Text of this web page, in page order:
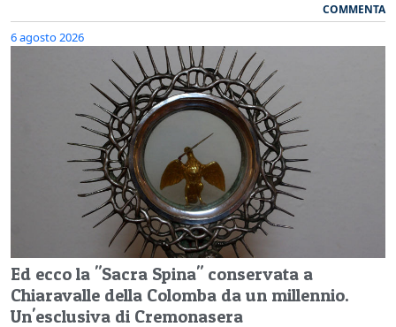
COMMENTA
6 agosto 2026
Ed ecco la "Sacra Spina" conservata a
Chiaravalle della Colomba da un millennio.
Un'esclusiva di Cremonasera